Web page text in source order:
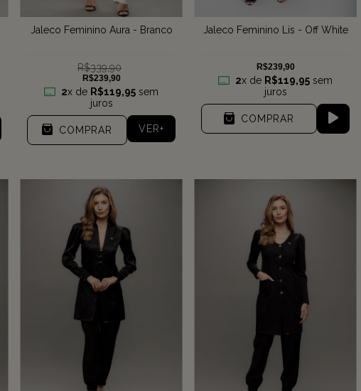
Jaleco Feminino Aura - Branco
R$339,90
R$239,90
2x de R$119,95sem
juros
COMPRAR VER+
Jaleco Feminino Lis - Off White
R$239,90
2x de R$119,95sem
juros
COMPRAR